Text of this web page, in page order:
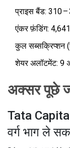
प्राइस बैंड: 310
एंकर फ़ंडिंग:
कुल सब्सक्रिप्शन
शेयर अलॉटमेंट: 9
अक्सर पूछे
Tata
वर्ग भाग ले